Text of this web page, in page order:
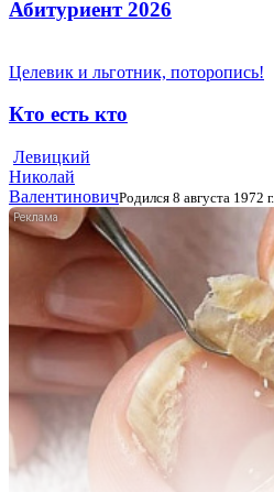
Абитуриент 2026
Целевик и льготник, поторопись!
Кто есть кто
Левицкий
Николай
ВалентиновичРодился 8 августа 1972 г.